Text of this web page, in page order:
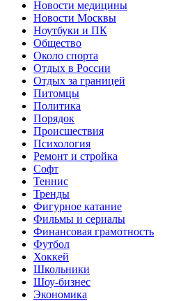
Новости медицины
Новости Москвы
Ноутбуки и ПК
Общество
Около спорта
Отдых в России
Отдых за границей
Питомцы
Политика
Порядок
Происшествия
Психология
Ремонт и стройка
Софт
Теннис
Тренды
Фигурное катание
Фильмы и сериалы
Финансовая грамотность
Футбол
Хоккей
Школьники
Шоу-бизнес
Экономика